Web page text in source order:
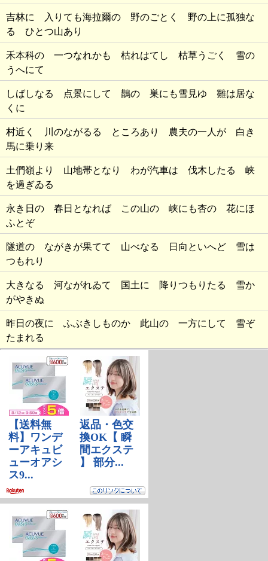
吉林に 入りても海拉爾の 野のごとく 野の上に孤独な
る ひとつ山あり
禾本科の 一つなれかも 枯れはてし 枯草うごく 雪の
うへにて
しばしなる 点景にして 鵲の 巣にも雪見ゆ 雛は居な
くに
村近く 川のながるる ところあり 農夫の一人が 白き
馬に乗り来
土們嶺より 山地帯となり わが汽車は 伐木したる 峡
を過ぎゐる
永き日の 春日となれば この山の 峡にも杏の 花にほ
ふとぞ
隧道の ながきが果てて 山べなる 日向といへど 雪は
つもれり
大きなる 河ながれゐて 国土に 降りつもりたる 雪か
がやきぬ
昨日の夜に ふぶきしものか 此山の 一方にして 雪ぞ
たまれる